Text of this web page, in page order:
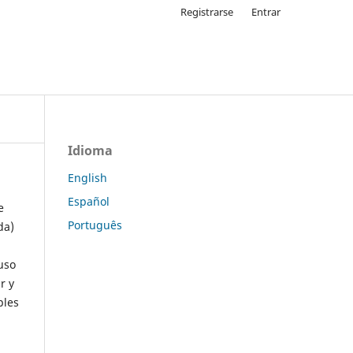
Registrarse Entrar
y
Idioma
English
Español
Português